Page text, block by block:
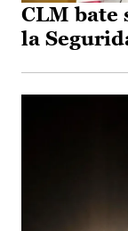
CLM bate
la